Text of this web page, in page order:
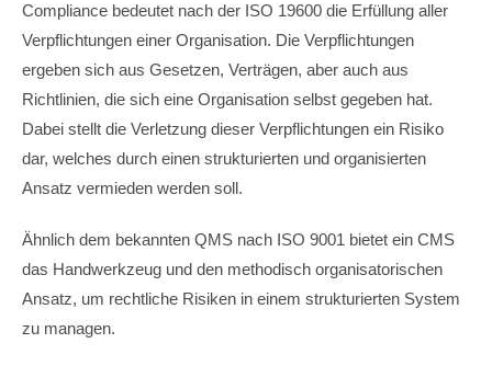
Compliance bedeutet nach der ISO 19600 die Erfüllung aller
Verpflichtungen einer Organisation. Die Verpflichtungen
ergeben sich aus Gesetzen, Verträgen, aber auch aus
Richtlinien, die sich eine Organisation selbst gegeben hat.
Dabei stellt die Verletzung dieser Verpflichtungen ein Risiko
dar, welches durch einen strukturierten und organisierten
Ansatz vermieden werden soll.
Ähnlich dem bekannten QMS nach ISO 9001 bietet ein CMS
das Handwerkzeug und den methodisch organisatorischen
Ansatz, um rechtliche Risiken in einem strukturierten System
zu managen.